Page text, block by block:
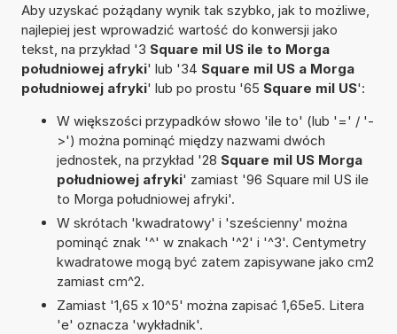
Aby uzyskać pożądany wynik tak szybko, jak to możliwe,
najlepiej jest wprowadzić wartość do konwersji jako
tekst, na przykład '3 Square mil US ile to Morga
południowej afryki' lub '34 Square mil US a Morga
południowej afryki' lub po prostu '65 Square mil US':
W większości przypadków słowo 'ile to' (lub '=' / '-
>') można pominąć między nazwami dwóch
jednostek, na przykład '28 Square mil US Morga
południowej afryki' zamiast '96 Square mil US ile
to Morga południowej afryki'.
W skrótach 'kwadratowy' i 'sześcienny' można
pominąć znak '^' w znakach '^2' i '^3'. Centymetry
kwadratowe mogą być zatem zapisywane jako cm2
zamiast cm^2.
Zamiast '1,65 x 10^5' można zapisać 1,65e5. Litera
'e' oznacza 'wykładnik'.